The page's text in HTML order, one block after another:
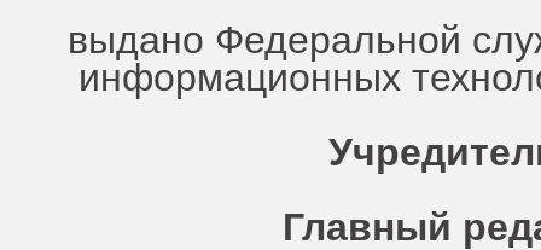
выдано Федеральной
информационных
Главный